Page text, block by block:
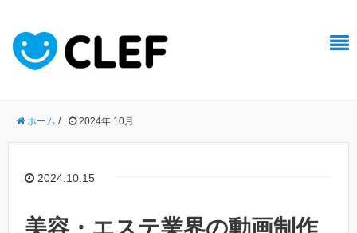
ホーム / 2024年 10月
2024.10.15
美容・エステ業界の動画制作